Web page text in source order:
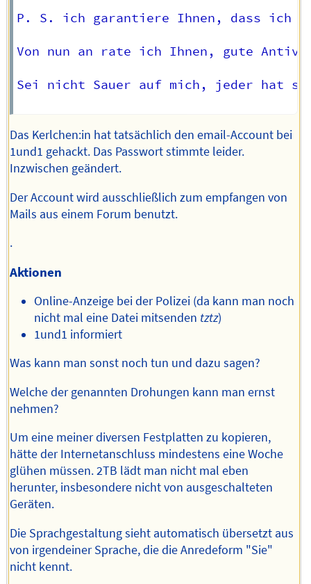
P. S. ich garantiere Ihnen, dass ich
Von nun an rate ich Ihnen, gute
Sei nicht Sauer auf mich, jeder hat
Das Kerlchen:in hat tatsächlich den email-Account bei
1und1 gehackt. Das Passwort stimmte leider.
Inzwischen geändert.
Der Account wird ausschließlich zum empfangen von
Mails aus einem Forum benutzt.
.
Aktionen
Online-Anzeige bei der Polizei (da kann man noch
nicht mal eine Datei mitsenden tztz)
1und1 informiert
Was kann man sonst noch tun und dazu sagen?
Welche der genannten Drohungen kann man ernst
nehmen?
Um eine meiner diversen Festplatten zu kopieren,
hätte der Internetanschluss mindestens eine Woche
glühen müssen. 2TB lädt man nicht mal eben
herunter, insbesondere nicht von ausgeschalteten
Geräten.
Die Sprachgestaltung sieht automatisch übersetzt aus
von irgendeiner Sprache, die die Anredeform "Sie"
nicht kennt.